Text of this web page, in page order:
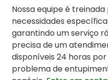
Nossa equipe é
necessidades
garantindo um serviço
precisa de um
disponíveis 24 horas por
problema de